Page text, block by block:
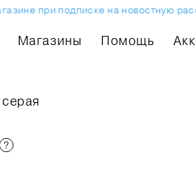
при подписке на новостную
Магазины Помощь